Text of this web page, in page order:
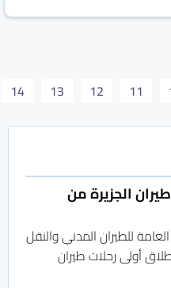
11
12
13
14
الجزيرة من
للطيران المدني والنقل
أولى رحلات طيران